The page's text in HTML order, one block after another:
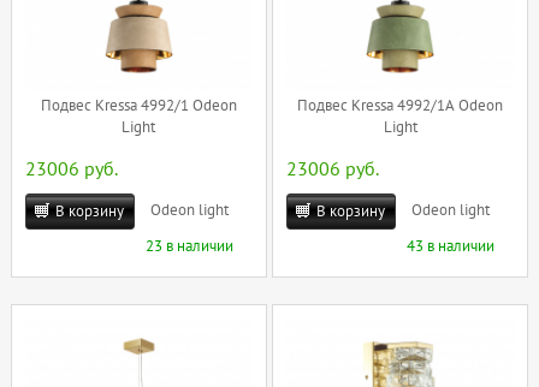
Подвес Kressa 4992/1 Odeon
Light
23006 руб.
В корзину
Odeon light
23 в наличии
Подвес Kressa 4992/1A Odeon
Light
23006 руб.
В корзину
Odeon light
43 в наличии